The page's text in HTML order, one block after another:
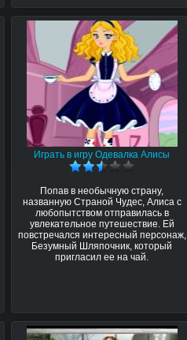
Играть в игру Одевалка Алисы
Попав в необычную страну,
названную Страной Чудес, Алиса с
любопытством отправилась в
увлекательное путешествие. Ей
повстречался интересный персонаж,
Безумный Шляпочник, который
пригласил ее на чай.